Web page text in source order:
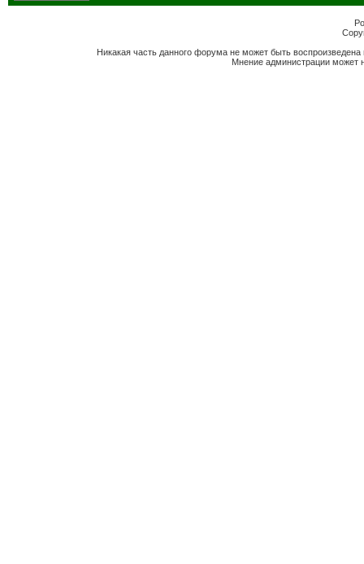
Никакая часть данного форума не может быть
Мнение администрации может